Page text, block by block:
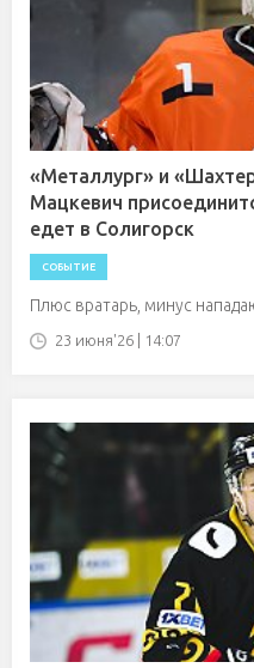
«Металлург» и
Мацкевич
едет в Солигорск
СОБЫТИЕ
Плюс вратарь, минус
23 июня'26 | 14:07